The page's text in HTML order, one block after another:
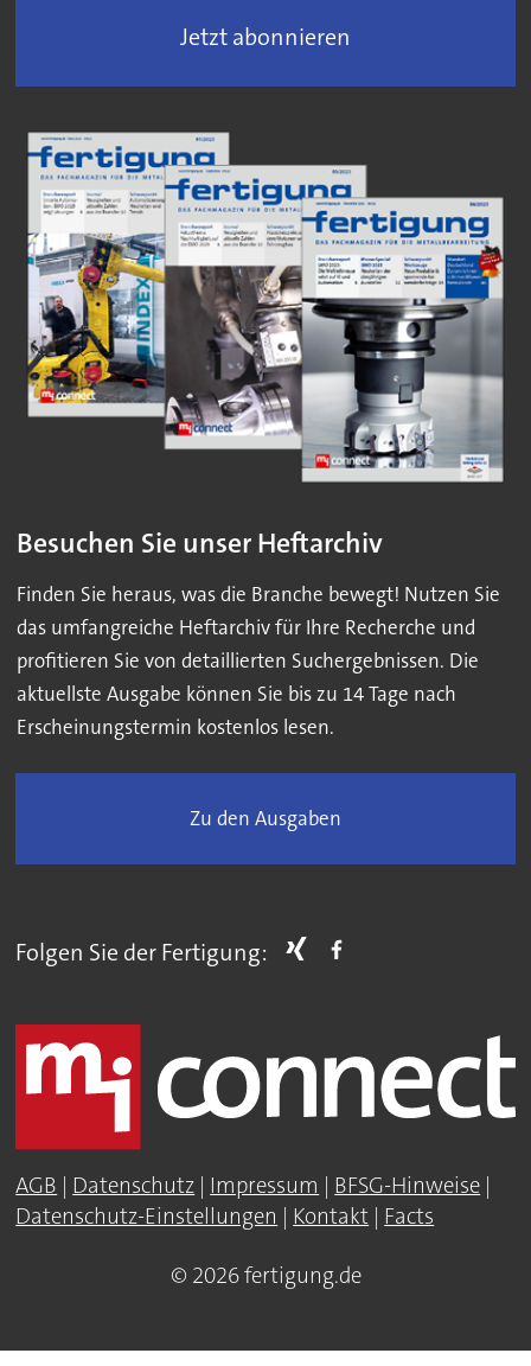
Jetzt abonnieren
Besuchen Sie unser Heftarchiv
Finden Sie heraus, was die Branche bewegt! Nutzen Sie
das umfangreiche Heftarchiv für Ihre Recherche und
profitieren Sie von detaillierten Suchergebnissen. Die
aktuellste Ausgabe können Sie bis zu 14 Tage nach
Erscheinungstermin kostenlos lesen.
Zu den Ausgaben
Folgen Sie der Fertigung:
AGB | Datenschutz | Impressum | BFSG-Hinweise |
Datenschutz-Einstellungen | Kontakt | Facts
© 2026 fertigung.de